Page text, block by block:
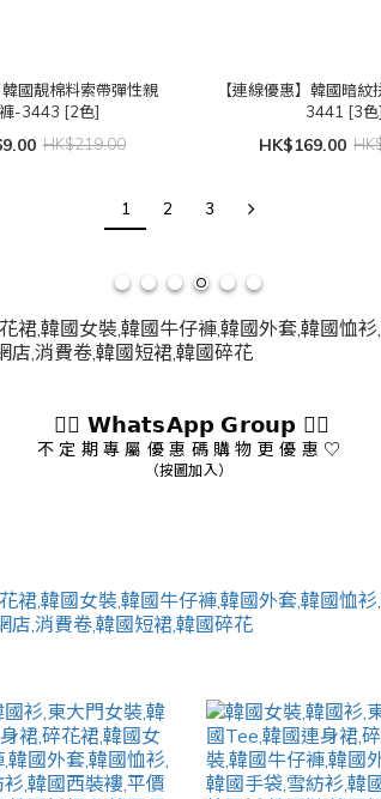
韓國靚棉料索帶彈性親
-3443 [2色]
HK$219.00
【連線優惠】韓國暗紋
3441 [3色]
HK$169.00
1 2 3
👇🏻 𝗪𝗵𝗮𝘁𝘀𝗔𝗽𝗽 𝗚𝗿𝗼𝘂𝗽 👇🏻
不 定 期 專 屬 優 惠 碼 購 物 更 優 惠 ♡
（按圖加入）